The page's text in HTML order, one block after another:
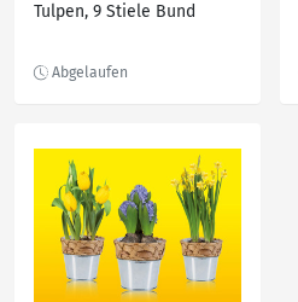
Tulpen, 9 Stiele Bund